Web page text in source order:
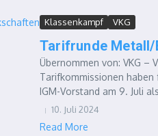
Klassenkampf VKG
Tarifrunde Metall/
Übernommen von: VKG –
Tarifkommissionen
IGM-Vorstand am 9. Juli
10. Juli 2024
Read More